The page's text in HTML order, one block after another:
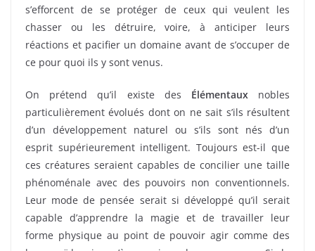
s’efforcent de se protéger de ceux qui veulent les
chasser ou les détruire, voire, à anticiper leurs
réactions et pacifier un domaine avant de s’occuper de
ce pour quoi ils y sont venus.
On prétend qu’il existe des Élémentaux nobles
particulièrement évolués dont on ne sait s’ils résultent
d’un développement naturel ou s’ils sont nés d’un
esprit supérieurement intelligent. Toujours est-il que
ces créatures seraient capables de concilier une taille
phénoménale avec des pouvoirs non conventionnels.
Leur mode de pensée serait si développé qu’il serait
capable d’apprendre la magie et de travailler leur
forme physique au point de pouvoir agir comme des